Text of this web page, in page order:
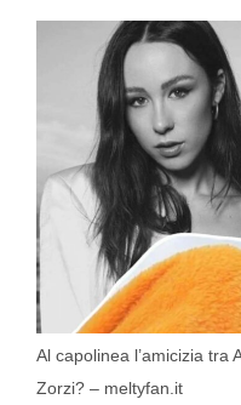
Al capolinea l’amicizia tra
Zorzi? – meltyfan.it